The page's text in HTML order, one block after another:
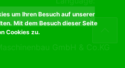
um Ihren Besuch auf unserer
Mit dem Besuch dieser Seite
Cookies zu.